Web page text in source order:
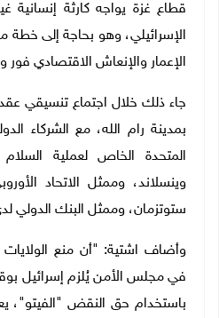
قطاع غزة يواجه كارثة
الإسرائيلي، وهو بحاجة إلى خطة
الإعمار والإنعاش الاقتصادي
جاء ذلك خلال اجتماع تنسيقي
بمدينة رام الله، مع الشركاء
المتحدة الخاص لعملية
وينسلاند، وممثل الاتحاد
ستوتزمان، وممثل البنك الدولي
وأضاف اشتية: "أن منع الولايات
في مجلس الأمن يُلزم إسرائيل
باستخدام حق النقض "الفيتو"،